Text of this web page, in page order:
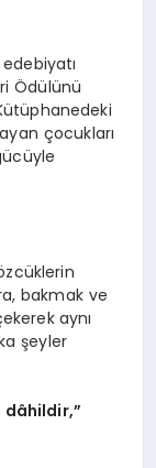
Ödülünü
çocukları
bakmak ve
aynı
şeyler
dâhildir,”